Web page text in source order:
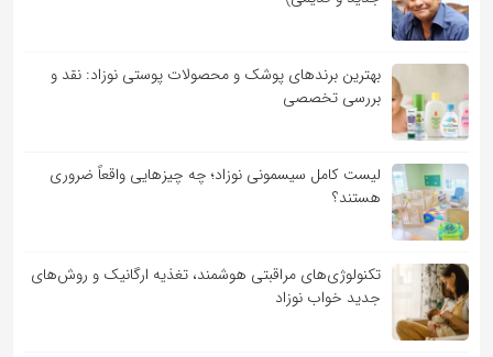
بهترین برندهای پوشک و محصولات پوستی نوزاد: نقد و
بررسی تخصصی
لیست کامل سیسمونی نوزاد؛ چه چیزهایی واقعاً ضروری
هستند؟
تکنولوژی‌های مراقبتی هوشمند، تغذیه ارگانیک و روش‌های
جدید خواب نوزاد